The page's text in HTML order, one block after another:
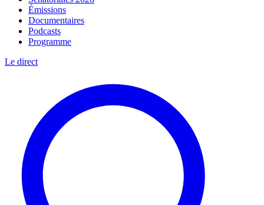
Émissions
Documentaires
Podcasts
Programme
Le direct